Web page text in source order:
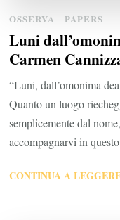
OSSERVA PAPERS
Luni
Carmen
“Luni, dall’omonima
Quanto un luogo
semplicemente dal
accompagnarvi in
CONTINUA A